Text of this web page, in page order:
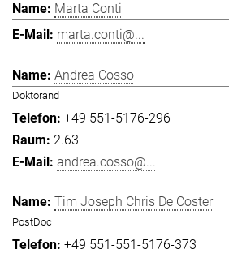
Marta Conti
marta.conti@...
Andrea Cosso
Doktorand
+49 551-5176-296
2.63
andrea.cosso@...
Tim Joseph Chris De Coster
PostDoc
+49 551-551-5176-373